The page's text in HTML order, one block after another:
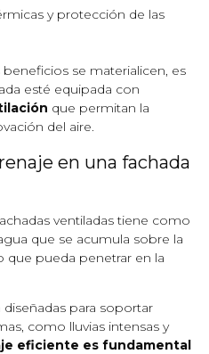
y protección de las
se materialicen, es
esté equipada con
que permitan la
del aire.
en una fachada
ventiladas tiene como
que se acumula sobre la
que pueda penetrar en la
diseñadas para soportar
como lluvias intensas y
eficiente es fundamental